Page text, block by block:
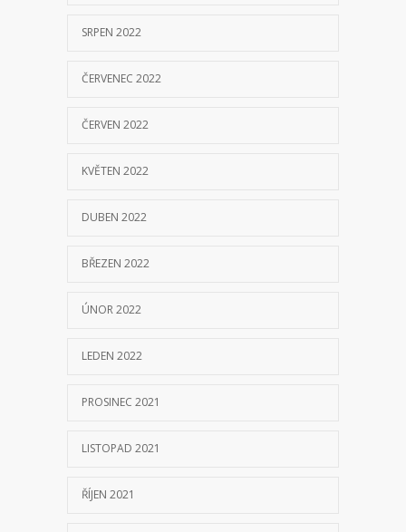
SRPEN 2022
ČERVENEC 2022
ČERVEN 2022
KVĚTEN 2022
DUBEN 2022
BŘEZEN 2022
ÚNOR 2022
LEDEN 2022
PROSINEC 2021
LISTOPAD 2021
ŘÍJEN 2021